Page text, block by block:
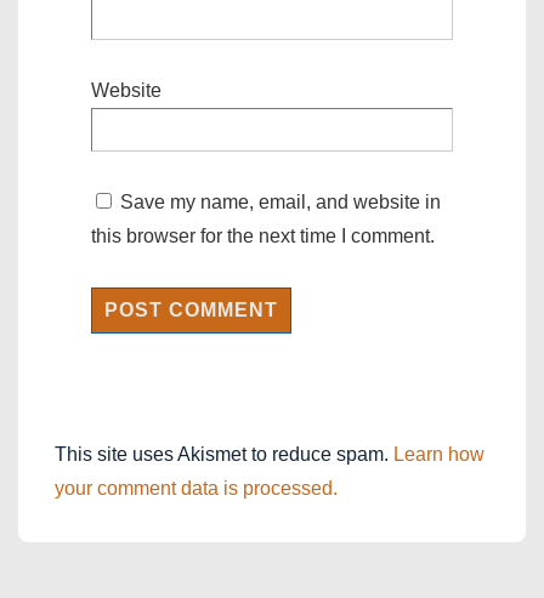
Website
Save my name, email, and website in
this browser for the next time I comment.
This site uses Akismet to reduce spam. Learn how
your comment data is processed.